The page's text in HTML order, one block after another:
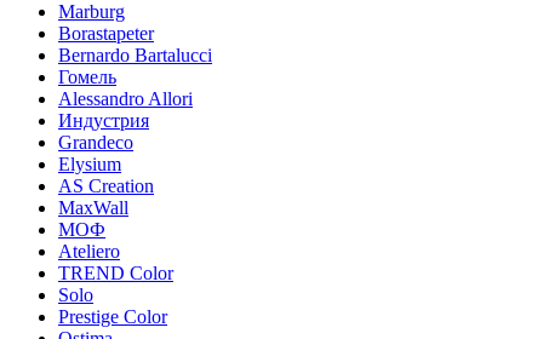
Marburg
Borastapeter
Bernardo Bartalucci
Гомель
Alessandro Allori
Индустрия
Grandeco
Elysium
AS Creation
MaxWall
МОФ
Ateliero
TREND Color
Solo
Prestige Color